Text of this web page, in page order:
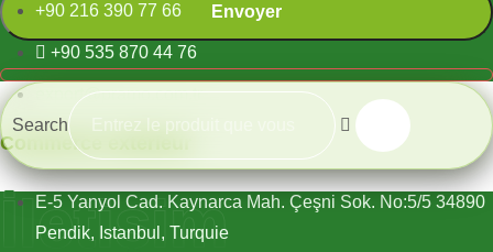
+90 216 390 77 66
+90 535 870 44 76
export@pramo.com.tr
Commerce extérieur
E-5 Yanyol Cad. Kaynarca Mah. Çeşni Sok. No:5/5 34890
Pendik, Istanbul, Turquie
Search
İletişim